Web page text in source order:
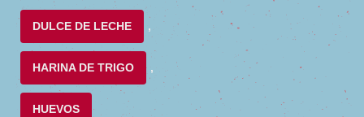
DULCE DE LECHE ,
HARINA DE TRIGO ,
HUEVOS